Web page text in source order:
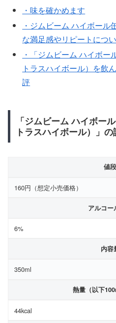
・味を確かめます
・ジムビーム ハイボー
な満足感やリピートにつ
・「ジムビーム ハイボ
トラスハイボール）を飲
評
「ジムビーム ハイボー
トラスハイボール）」の
値段
160円（想定小売価格）
アルコー
6%
内容
350ml
熱量（以下
44kcal